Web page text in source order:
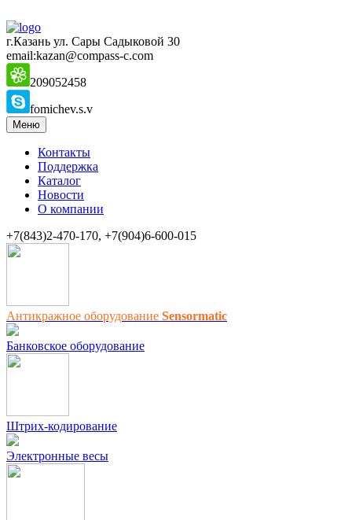
г.Казань ул. Сары Садыковой 30
email:kazan@compass-c.com
209052458
fomichev.s.v
Меню
Контакты
Поддержка
Каталог
Новости
О компании
+7(843)2-470-170, +7(904)6-600-015
Антикражное оборудование Sensormatic
Банковское оборудование
Штрих-кодирование
Электронные весы